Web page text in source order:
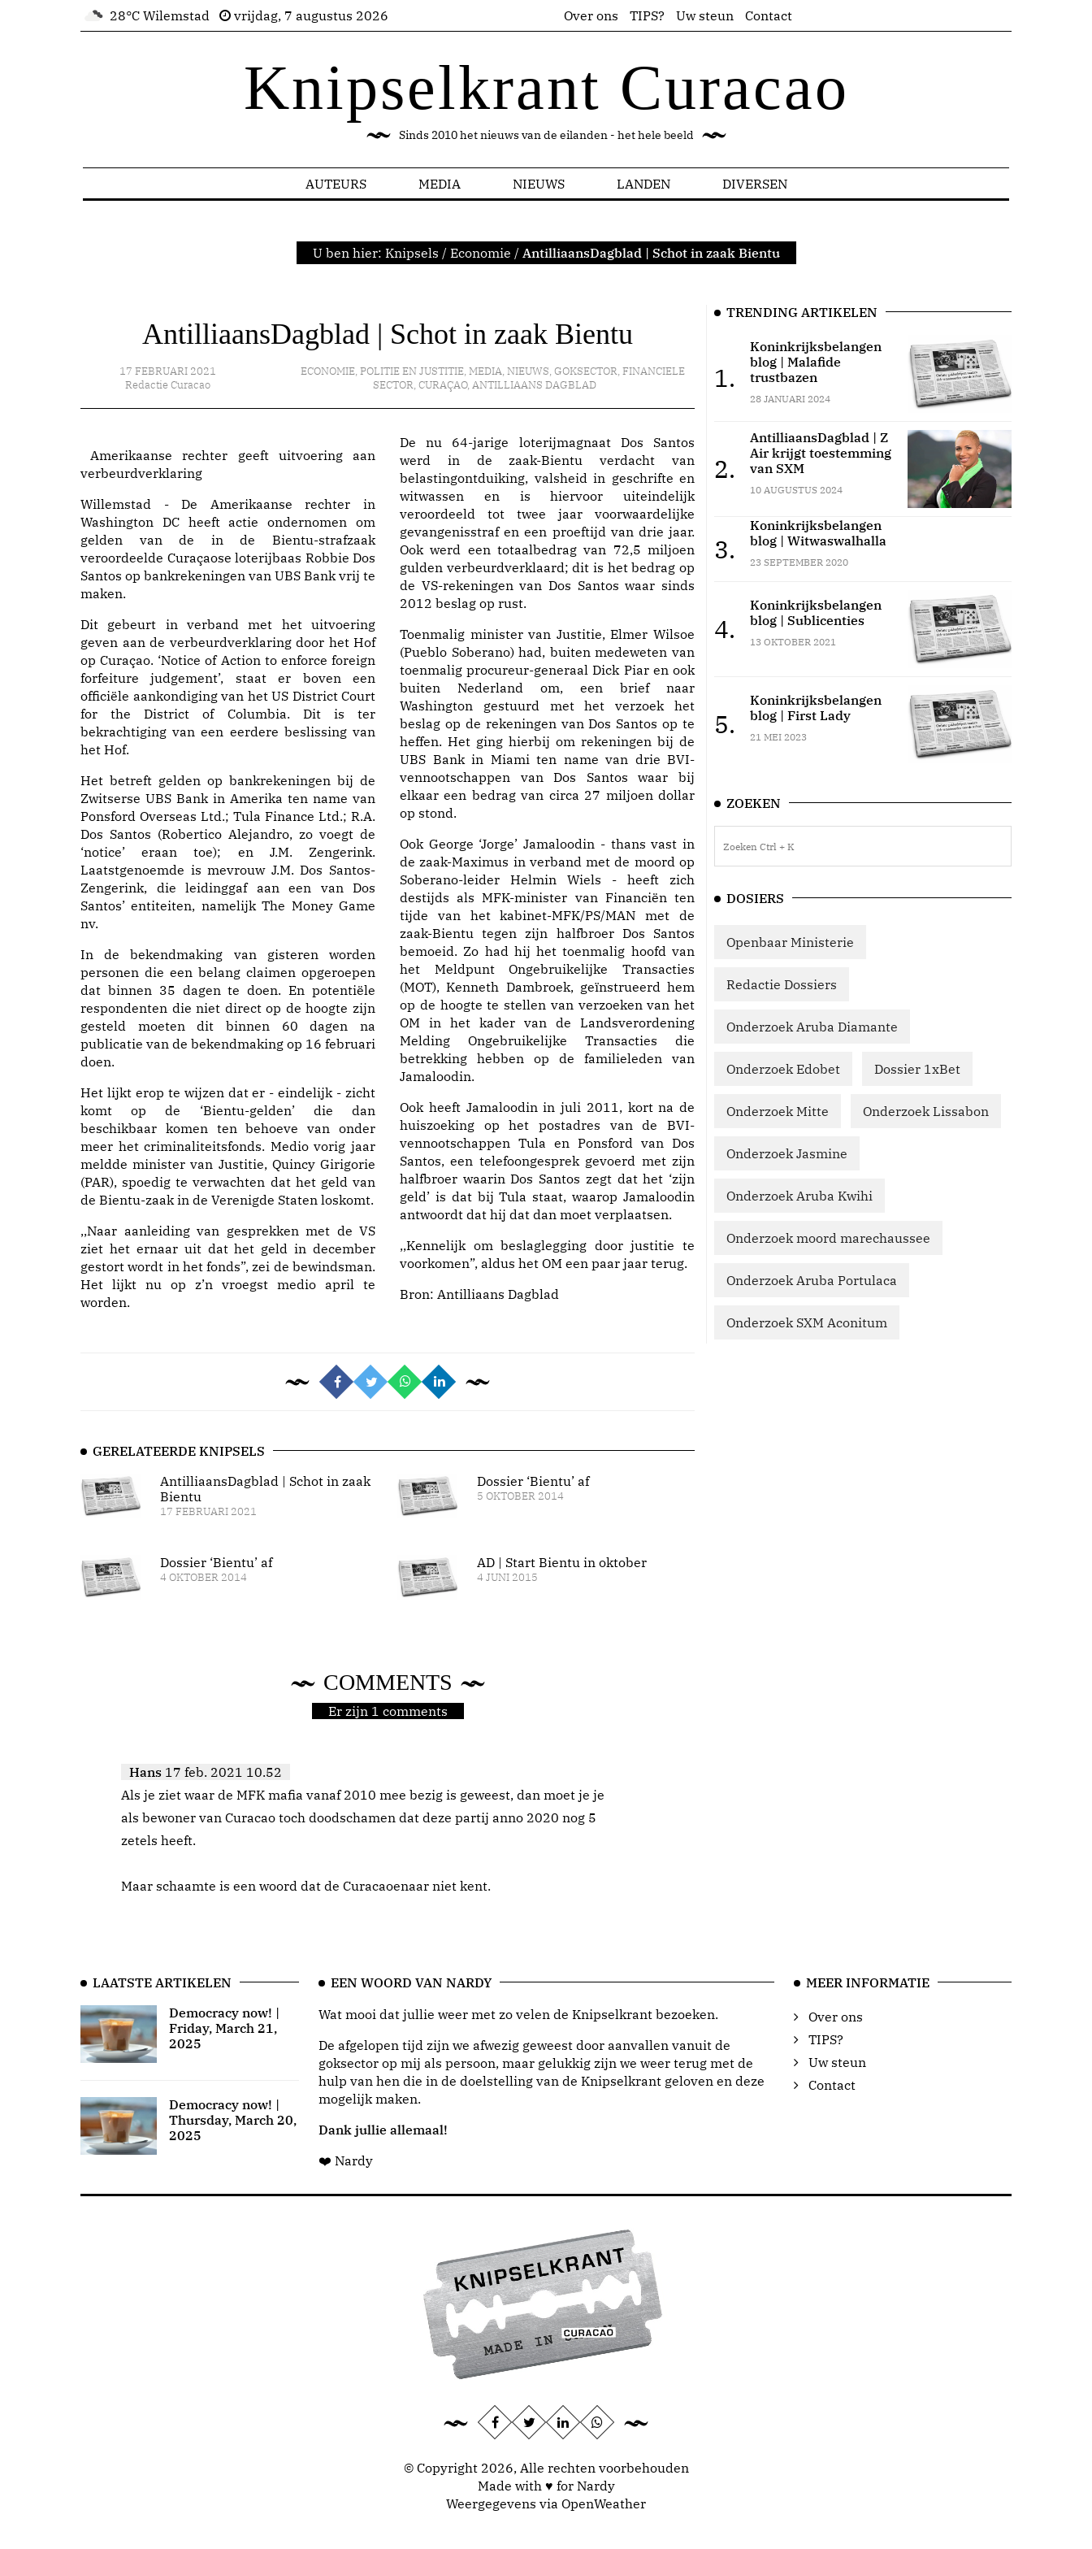
28°C Wilemstad vrijdag, 7 augustus 2026 Over ons TIPS? Uw steun Contact
Knipselkrant Curacao
Sinds 2010 het nieuws van de eilanden - het hele beeld
AUTEURS MEDIA NIEUWS LANDEN DIVERSEN
U ben hier: Knipsels / Economie / AntilliaansDagblad | Schot in zaak Bientu
AntilliaansDagblad | Schot in zaak Bientu
17 FEBRUARI 2021
Redactie Curacao
ECONOMIE,POLITIE EN JUSTITIE,MEDIA,NIEUWS,GOKSECTOR,FINANCIELE
SECTOR,CURAÇAO,ANTILLIAANS DAGBLAD
Amerikaanse rechter geeft uitvoering aan
verbeurdverklaring
Willemstad - De Amerikaanse rechter in
Washington DC heeft actie ondernomen om
gelden van de in de Bientu-strafzaak
veroordeelde Curaçaose loterijbaas Robbie Dos
Santos op bankrekeningen van UBS Bank vrij te
maken.
Dit gebeurt in verband met het uitvoering
geven aan de verbeurdverklaring door het Hof
op Curaçao. ‘Notice of Action to enforce foreign
forfeiture judgement’, staat er boven een
officiële aankondiging van het US District Court
for the District of Columbia. Dit is ter
bekrachtiging van een eerdere beslissing van
het Hof.
Het betreft gelden op bankrekeningen bij de
Zwitserse UBS Bank in Amerika ten name van
Ponsford Overseas Ltd.; Tula Finance Ltd.; R.A.
Dos Santos (Robertico Alejandro, zo voegt de
‘notice’ eraan toe); en J.M. Zengerink.
Laatstgenoemde is mevrouw J.M. Dos Santos-
Zengerink, die leidinggaf aan een van Dos
Santos’ entiteiten, namelijk The Money Game
nv.
In de bekendmaking van gisteren worden
personen die een belang claimen opgeroepen
dat binnen 35 dagen te doen. En potentiële
respondenten die niet direct op de hoogte zijn
gesteld moeten dit binnen 60 dagen na
publicatie van de bekendmaking op 16 februari
doen.
Het lijkt erop te wijzen dat er - eindelijk - zicht
komt op de ‘Bientu-gelden’ die dan
beschikbaar komen ten behoeve van onder
meer het criminaliteitsfonds. Medio vorig jaar
meldde minister van Justitie, Quincy Girigorie
(PAR), spoedig te verwachten dat het geld van
de Bientu-zaak in de Verenigde Staten loskomt.
,,Naar aanleiding van gesprekken met de VS
ziet het ernaar uit dat het geld in december
gestort wordt in het fonds”, zei de bewindsman.
Het lijkt nu op z’n vroegst medio april te
worden.
De nu 64-jarige loterijmagnaat Dos Santos
werd in de zaak-Bientu verdacht van
belastingontduiking, valsheid in geschrifte en
witwassen en is hiervoor uiteindelijk
veroordeeld tot twee jaar voorwaardelijke
gevangenisstraf en een proeftijd van drie jaar.
Ook werd een totaalbedrag van 72,5 miljoen
gulden verbeurdverklaard; dit is het bedrag op
de VS-rekeningen van Dos Santos waar sinds
2012 beslag op rust.
Toenmalig minister van Justitie, Elmer Wilsoe
(Pueblo Soberano) had, buiten medeweten van
toenmalig procureur-generaal Dick Piar en ook
buiten Nederland om, een brief naar
Washington gestuurd met het verzoek het
beslag op de rekeningen van Dos Santos op te
heffen. Het ging hierbij om rekeningen bij de
UBS Bank in Miami ten name van drie BVI-
vennootschappen van Dos Santos waar bij
elkaar een bedrag van circa 27 miljoen dollar
op stond.
Ook George ‘Jorge’ Jamaloodin - thans vast in
de zaak-Maximus in verband met de moord op
Soberano-leider Helmin Wiels - heeft zich
destijds als MFK-minister van Financiën ten
tijde van het kabinet-MFK/PS/MAN met de
zaak-Bientu tegen zijn halfbroer Dos Santos
bemoeid. Zo had hij het toenmalig hoofd van
het Meldpunt Ongebruikelijke Transacties
(MOT), Kenneth Dambroek, geïnstrueerd hem
op de hoogte te stellen van verzoeken van het
OM in het kader van de Landsverordening
Melding Ongebruikelijke Transacties die
betrekking hebben op de familieleden van
Jamaloodin.
Ook heeft Jamaloodin in juli 2011, kort na de
huiszoeking op het postadres van de BVI-
vennootschappen Tula en Ponsford van Dos
Santos, een telefoongesprek gevoerd met zijn
halfbroer waarin Dos Santos zegt dat het ‘zijn
geld’ is dat bij Tula staat, waarop Jamaloodin
antwoordt dat hij dat dan moet verplaatsen.
,,Kennelijk om beslaglegging door justitie te
voorkomen”, aldus het OM een paar jaar terug.
Bron: Antilliaans Dagblad
GERELATEERDE KNIPSELS
AntilliaansDagblad | Schot in zaak
Bientu
17 FEBRUARI 2021
Dossier ‘Bientu’ af
4 OKTOBER 2014
Dossier ‘Bientu’ af
5 OKTOBER 2014
AD | Start Bientu in oktober
4 JUNI 2015
COMMENTS
Er zijn 1 comments
Hans 17 feb. 2021 10.52
Als je ziet waar de MFK mafia vanaf 2010 mee bezig is geweest, dan moet je je
als bewoner van Curacao toch doodschamen dat deze partij anno 2020 nog 5
zetels heeft.
Maar schaamte is een woord dat de Curacaoenaar niet kent.
TRENDING ARTIKELEN
1.
Koninkrijksbelangen
blog | Malafide
trustbazen
28 JANUARI 2024
2.
AntilliaansDagblad | Z
Air krijgt toestemming
van SXM
10 AUGUSTUS 2024
3.
Koninkrijksbelangen
blog | Witwaswalhalla
23 SEPTEMBER 2020
4.
Koninkrijksbelangen
blog | Sublicenties
13 OKTOBER 2021
5.
Koninkrijksbelangen
blog | First Lady
21 MEI 2023
ZOEKEN
DOSIERS
Openbaar Ministerie
Redactie Dossiers
Onderzoek Aruba Diamante
Onderzoek Edobet Dossier 1xBet
Onderzoek Mitte Onderzoek Lissabon
Onderzoek Jasmine
Onderzoek Aruba Kwihi
Onderzoek moord marechaussee
Onderzoek Aruba Portulaca
Onderzoek SXM Aconitum
LAATSTE ARTIKELEN
Democracy now! |
Friday, March 21,
2025
Democracy now! |
Thursday, March 20,
2025
EEN WOORD VAN NARDY
Wat mooi dat jullie weer met zo velen de Knipselkrant bezoeken.
De afgelopen tijd zijn we afwezig geweest door aanvallen vanuit de
goksector op mij als persoon, maar gelukkig zijn we weer terug met de
hulp van hen die in de doelstelling van de Knipselkrant geloven en deze
mogelijk maken.
Dank jullie allemaal!
❤️ Nardy
MEER INFORMATIE
Over ons
TIPS?
Uw steun
Contact
© Copyright 2026, Alle rechten voorbehouden
Made with ♥ for Nardy
Weergegevens via OpenWeather